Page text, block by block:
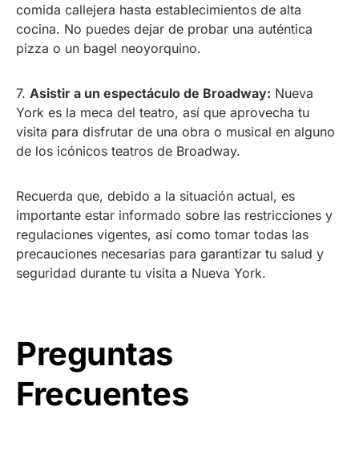
comida callejera hasta establecimientos de alta
cocina. No puedes dejar de probar una auténtica
pizza o un bagel neoyorquino.
7. Asistir a un espectáculo de Broadway: Nueva
York es la meca del teatro, así que aprovecha tu
visita para disfrutar de una obra o musical en alguno
de los icónicos teatros de Broadway.
Recuerda que, debido a la situación actual, es
importante estar informado sobre las restricciones y
regulaciones vigentes, así como tomar todas las
precauciones necesarias para garantizar tu salud y
seguridad durante tu visita a Nueva York.
Preguntas
Frecuentes